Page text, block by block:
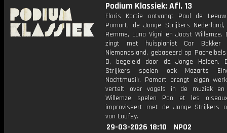
Podium Klassiek: Afl. 13
Floris Kortie ontvangt Paul de
Pamart, de Jonge Strijkers Nederland,
Remme, Luna Vigni en Joost Willemze.
zingt met huispianist Cor
Niemandsland, gebaseerd op
D, begeleid door de Jonge Helden.
Strijkers spelen ook Mozarts
Nachtmusik. Pamart brengt eigen
vertelt over vogels in de muziek en
Willemze spelen Pan et les
improviseert met de Jonge Strijkers
van Laufey.
29-03-2026 18:10
NPO2